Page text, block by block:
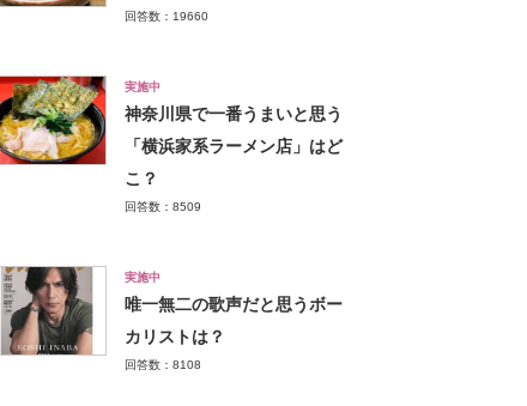
回答数：19660
実施中
神奈川県で一番うまいと思う
「横浜家系ラーメン店」はど
こ？
回答数：8509
実施中
唯一無二の歌声だと思うボー
カリストは？
回答数：8108